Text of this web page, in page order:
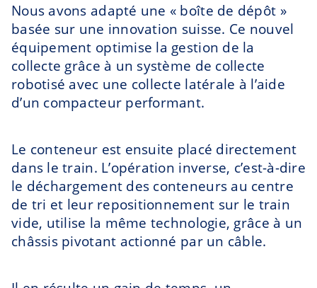
Nous avons adapté une « boîte de dépôt »
basée sur une innovation suisse. Ce nouvel
équipement optimise la gestion de la
collecte grâce à un système de collecte
robotisé avec une collecte latérale à l’aide
d’un compacteur performant.
Le conteneur est ensuite placé directement
dans le train. L’opération inverse, c’est-à-dire
le déchargement des conteneurs au centre
de tri et leur repositionnement sur le train
vide, utilise la même technologie, grâce à un
châssis pivotant actionné par un câble.